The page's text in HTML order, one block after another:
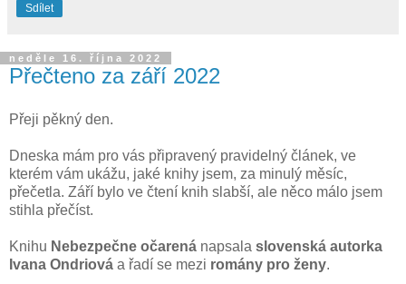
Sdílet
neděle 16. října 2022
Přečteno za září 2022
Přeji pěkný den.
Dneska mám pro vás připravený pravidelný článek, ve
kterém vám ukážu, jaké knihy jsem, za minulý měsíc,
přečetla. Září bylo ve čtení knih slabší, ale něco málo jsem
stihla přečíst.
Knihu Nebezpečne očarená napsala slovenská autorka
Ivana Ondriová a řadí se mezi romány pro ženy.